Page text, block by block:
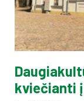
kviečianti